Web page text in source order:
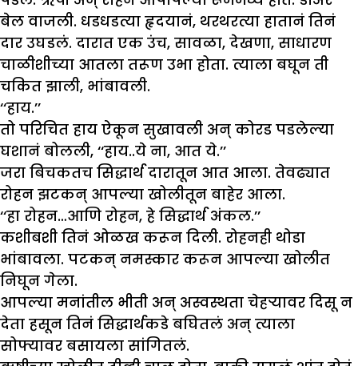
बेल वाजली. धडधडत्या हृदयानं, थरथरत्या हातानं तिनं
दार उघडलं. दारात एक उंच, सावळा, देखणा, साधारण
चाळीशीच्या आतला तरूण उभा होता. त्याला बघून ती
चकित झाली, भांबावली.
‘‘हाय.’’
तो परिचित हाय ऐकून सुखावली अन् कोरड पडलेल्या
घशानं बोलली, ‘‘हाय..ये ना, आत ये.’’
जरा बिचकतच सिद्धार्थ दारातून आत आला. तेवढ्यात
रोहन झटकन् आपल्या खोलीतून बाहेर आला.
‘‘हा रोहन…आणि रोहन, हे सिद्धार्थ अंकल.’’
कशीबशी तिनं ओळख करून दिली. रोहनही थोडा
भांबावला. पटकन् नमस्कार करून आपल्या खोलीत
निघून गेला.
आपल्या मनांतील भीती अन् अस्वस्थता चेहऱ्यावर दिसू न
देता हसून तिनं सिद्धार्थकडे बघितलं अन् त्याला
सोफ्यावर बसायला सांगितलं.